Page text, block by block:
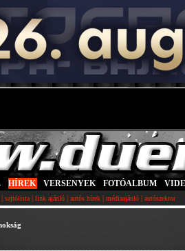
HÍREK VERSENYEK FOTÓALBUM
| sajtólista | link ajánló | autós hírek | médiaajánló | autószektor